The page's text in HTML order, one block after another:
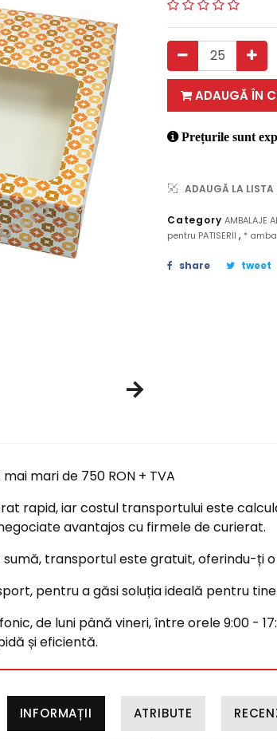
ADAUGĂ ÎN
Prețurile sunt
ADAUGĂ LA LISTA
CategoryAMBALAJE
pentru PATISERII , *
share tweet
mari de 750 RON + TVA
rapid, iar costul transportului este
avantajos cu firmele de curierat.
transportul este gratuit, oferindu-ți
pentru a găsi soluția ideală pentru tine.
de luni până vineri, între orele 9:00 -
și eficientă.
INFORMAȚII ATRIBUTE